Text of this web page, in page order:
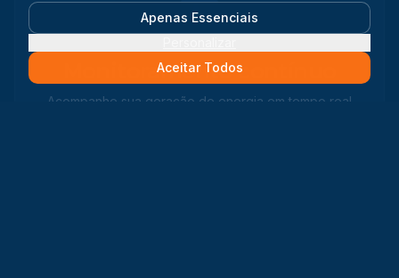
Apenas Essenciais
Aceitar Todos
Monitoramento contínuo
Acompanhe sua geração de energia em tempo real